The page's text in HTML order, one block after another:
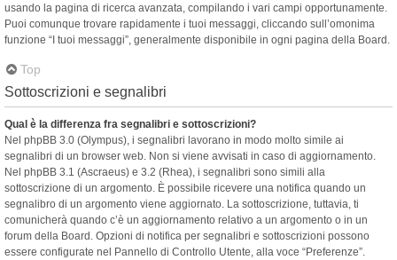
usando la pagina di ricerca avanzata, compilando i vari campi opportunamente.
Puoi comunque trovare rapidamente i tuoi messaggi, cliccando sull’omonima
funzione “I tuoi messaggi”, generalmente disponibile in ogni pagina della Board.
Top
Sottoscrizioni e segnalibri
Qual è la differenza fra segnalibri e sottoscrizioni?
Nel phpBB 3.0 (Olympus), i segnalibri lavorano in modo molto simile ai
segnalibri di un browser web. Non si viene avvisati in caso di aggiornamento.
Nel phpBB 3.1 (Ascraeus) e 3.2 (Rhea), i segnalibri sono simili alla
sottoscrizione di un argomento. È possibile ricevere una notifica quando un
segnalibro di un argomento viene aggiornato. La sottoscrizione, tuttavia, ti
comunicherà quando c’è un aggiornamento relativo a un argomento o in un
forum della Board. Opzioni di notifica per segnalibri e sottoscrizioni possono
essere configurate nel Pannello di Controllo Utente, alla voce “Preferenze”.